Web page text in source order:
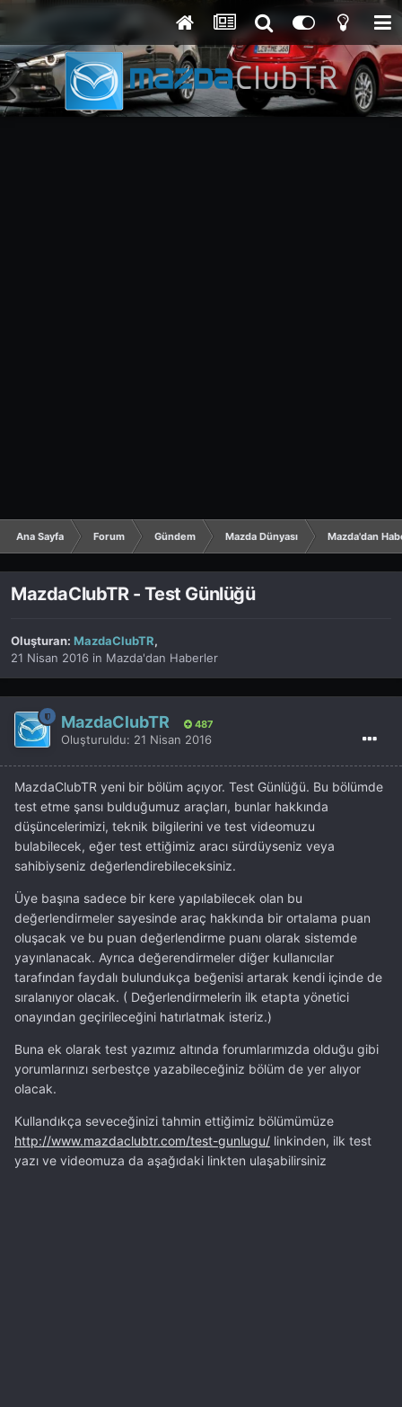
Ana Sayfa Forum Gündem Mazda Dünyası Mazda'dan
MazdaClubTR - Test Günlüğü
Oluşturan: MazdaClubTR,
21 Nisan 2016 in Mazda'dan Haberler
MazdaClubTR 487
Oluşturuldu: 21 Nisan 2016
MazdaClubTR yeni bir bölüm açıyor. Test Günlüğü. Bu bölümde
test etme şansı bulduğumuz araçları, bunlar hakkında
düşüncelerimizi, teknik bilgilerini ve test videomuzu
bulabilecek, eğer test ettiğimiz aracı sürdüyseniz veya
sahibiyseniz değerlendirebileceksiniz.
Üye başına sadece bir kere yapılabilecek olan bu
değerlendirmeler sayesinde araç hakkında bir ortalama puan
oluşacak ve bu puan değerlendirme puanı olarak sistemde
yayınlanacak. Ayrıca değerendirmeler diğer kullanıcılar
tarafından faydalı bulundukça beğenisi artarak kendi içinde de
sıralanıyor olacak. ( Değerlendirmelerin ilk etapta yönetici
onayından geçirileceğini hatırlatmak isteriz.)
Buna ek olarak test yazımız altında forumlarımızda olduğu gibi
yorumlarınızı serbestçe yazabileceğiniz bölüm de yer alıyor
olacak.
Kullandıkça seveceğinizi tahmin ettiğimiz bölümümüze
http://www.mazdaclubtr.com/test-gunlugu/ linkinden, ilk test
yazı ve videomuza da aşağıdaki linkten ulaşabilirsiniz